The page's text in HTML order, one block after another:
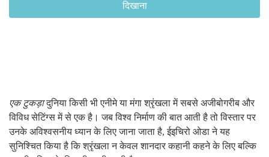
दिखाना
एक टुकड़ादुनिया किसी भी एनीमे या मंगा श्रृंखला में सबसे अजीबोगरीब और
विविध सेटिंग्स में से एक है। जब विश्व निर्माण की बात आती है तो विस्तार पर
उनके अविश्वसनीय ध्यान के लिए जाना जाता है, ईइचिरो ओडा ने यह
सुनिश्चित किया है कि श्रृंखला न केवल शानदार कहानी कहने के लिए बल्कि